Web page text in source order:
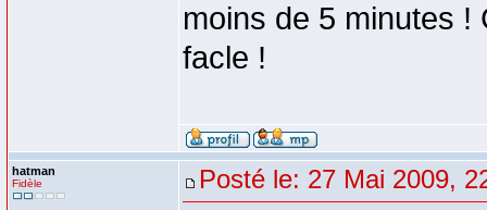
moins de 5 minutes
facle !
hatman
Fidèle Posté le: 27 Mai 2009,